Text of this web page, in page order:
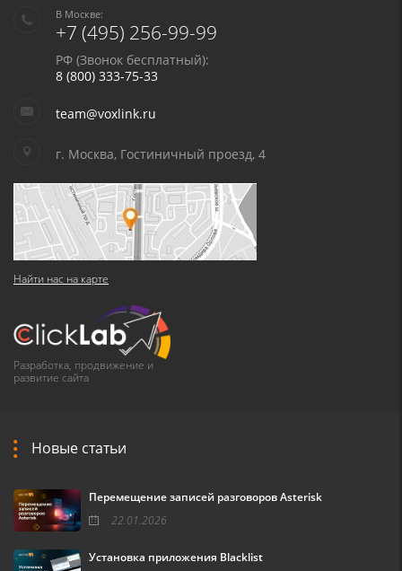
В Москве:
+7 (495) 256-99-99
РФ (Звонок бесплатный):
8 (800) 333-75-33
team@voxlink.ru
г. Москва, Гостиничный проезд, 4
Найти нас на карте
Разработка, продвижение и
развитие сайта
Новые статьи
Перемещение записей разговоров Asterisk
22.01.2026
Установка приложения Blacklist